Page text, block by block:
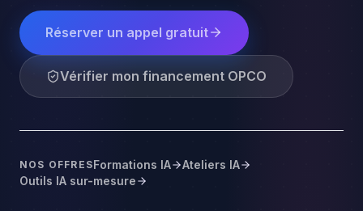
Réserver un appel gratuit
Vérifier mon financement OPCO
NOS OFFRESFormations IA
Ateliers IA
Outils IA sur-mesure